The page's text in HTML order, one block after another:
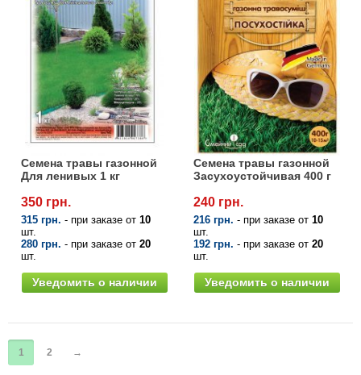
Семена травы газонной
Для ленивых 1 кг
350 грн.
315 грн. - при заказе от 10
шт.
280 грн. - при заказе от 20
шт.
Уведомить о наличии
Семена травы газонной
Засухоустойчивая 400 г
240 грн.
216 грн. - при заказе от 10
шт.
192 грн. - при заказе от 20
шт.
Уведомить о наличии
1 2 →